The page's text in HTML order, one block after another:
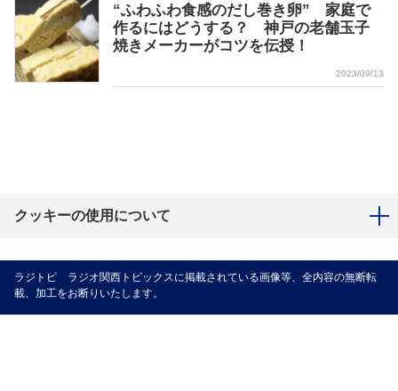
“ふわふわ食感のだし巻き卵” 家庭で
作るにはどうする？ 神戸の老舗玉子
焼きメーカーがコツを伝授！
2023/09/13
クッキーの使用について
ラジトピ ラジオ関西トピックスに掲載されている画像等、全内容の無断転
載、加工をお断りいたします。